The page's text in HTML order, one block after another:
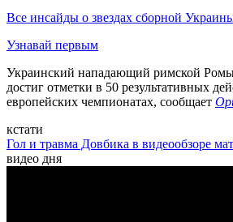
Все инсайды о звездах сборной
Узнавай первым
Украинский нападающий римской
достиг отметки в 50 результативных
европейских чемпионатах, сообщает
кстати
Гол и травма Довбика в видеообзоре
видео дня